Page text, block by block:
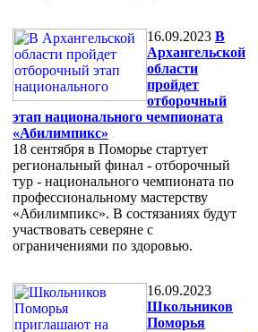
16.09.2023 В
Архангельской
области
пройдет
отборочный
этап национального чемпионата
«Абилимпикс»
18 сентября в Поморье стартует
региональный финал - отборочный
тур - национального чемпионата по
профессиональному мастерству
«Абилимпикс». В состязаниях будут
участвовать северяне с
ограничениями по здоровью.
16.09.2023
Школьников
Поморья